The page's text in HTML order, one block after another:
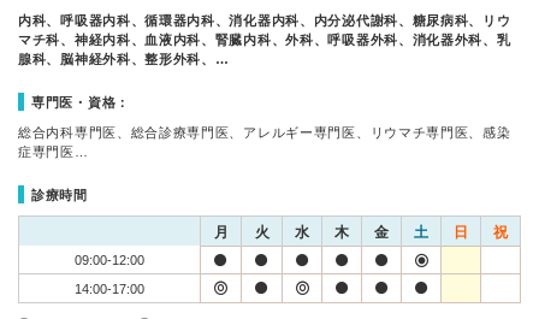
内科、呼吸器内科、循環器内科、消化器内科、内分泌代謝科、糖尿病科、リウ
マチ科、神経内科、血液内科、腎臓内科、外科、呼吸器外科、消化器外科、乳
腺科、脳神経外科、整形外科、…
専門医・資格：
総合内科専門医、総合診療専門医、アレルギー専門医、リウマチ専門医、感染
症専門医…
診療時間
月 火 水 木 金 土 日 祝
09:00-12:00
14:00-17:00